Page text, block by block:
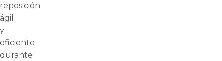
reposición
ágil
y
eficiente
durante